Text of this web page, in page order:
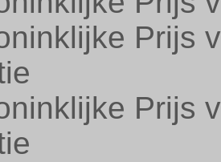
Prijs
Prijs